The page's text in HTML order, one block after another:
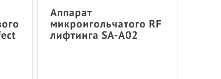
Аппарат
микроигольчатого RF
лифтинга SA-A02